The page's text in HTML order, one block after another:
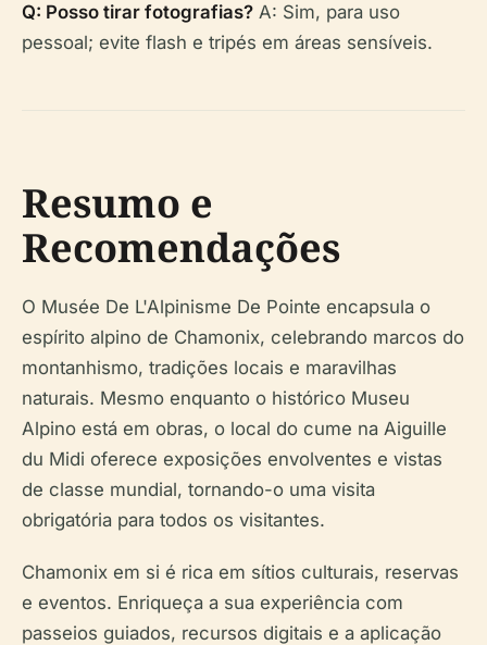
Q: Posso tirar fotografias? A: Sim, para uso
pessoal; evite flash e tripés em áreas sensíveis.
Resumo e
Recomendações
O Musée De L'Alpinisme De Pointe encapsula o
espírito alpino de Chamonix, celebrando marcos do
montanhismo, tradições locais e maravilhas
naturais. Mesmo enquanto o histórico Museu
Alpino está em obras, o local do cume na Aiguille
du Midi oferece exposições envolventes e vistas
de classe mundial, tornando-o uma visita
obrigatória para todos os visitantes.
Chamonix em si é rica em sítios culturais, reservas
e eventos. Enriqueça a sua experiência com
passeios guiados, recursos digitais e a aplicação